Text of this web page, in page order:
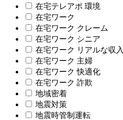
在宅テレアポ 環境
在宅ワーク
在宅ワーク クレーム
在宅ワーク シニア
在宅ワーク リアルな収入
在宅ワーク 主婦
在宅ワーク 快適化
在宅ワーク 詐欺
地域密着
地震対策
地震時管制運転